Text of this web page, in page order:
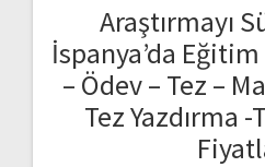
Araştırmayı
İspanya’da
– Ödev – Tez –
Tez Yazdırma -